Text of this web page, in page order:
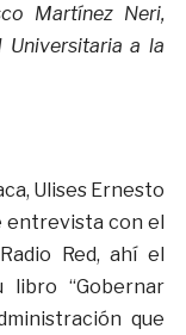
Martínez Neri,
Universitaria a la
Ulises Ernesto
entrevista con el
Red, ahí el
“Gobernar
que